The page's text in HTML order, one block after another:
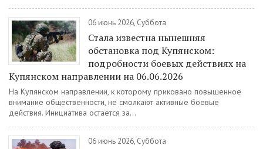
06 июнь 2026, Суббота
Стала известна нынешняя
обстановка под Купянском:
подробности боевых действиях на
Купянском направлении на 06.06.2026
На Купянском направлении, к которому приковано повышенное
внимание общественности, не смолкают активные боевые
действия. Инициатива остаётся за...
06 июнь 2026, Суббота